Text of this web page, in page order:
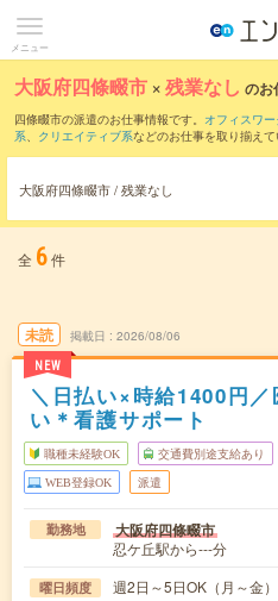
メニュー
大阪府四條畷市 ×残業なし のお
四條畷市の派遣のお仕事情報です。 オフィスワ
系、 クリエイティブ系などのお仕事を取り揃えて
大阪府四條畷市 / 残業なし
全 6件
未読
NEW
掲載日 2026/08/06
＼日払い×時給1400円
い＊看護サポート
職種未経験OK 交通費別途支給あり
WEB登録OK 派遣
勤務地 大阪府四條畷市
忍ケ丘駅から---分
曜日頻度 週2日～5日OK（月～